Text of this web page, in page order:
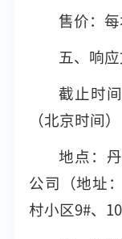
售价：
五、响
截止时
（北京时间）
地点：
公司（地址
村小区9#、